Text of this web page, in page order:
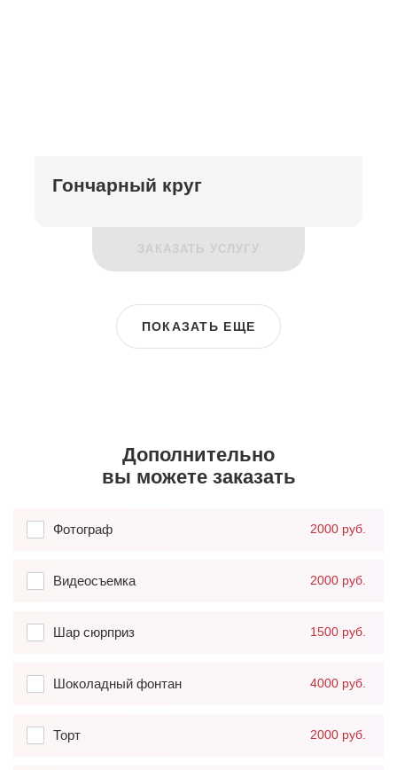
Гончарный круг
ЗАКАЗАТЬ УСЛУГУ
ПОКАЗАТЬ ЕЩЕ
Дополнительно
вы можете заказать
Фотограф 2000 руб.
Видеосъемка 2000 руб.
Шар сюрприз 1500 руб.
Шоколадный фонтан 4000 руб.
Торт 2000 руб.